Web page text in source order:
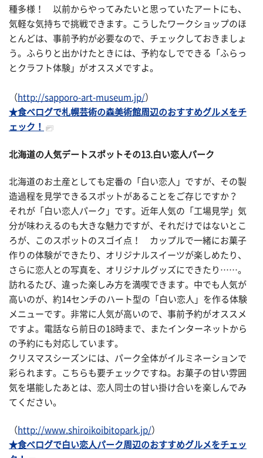
種多様！ 以前からやってみたいと思っていたアートにも、
気軽な気持ちで挑戦できます。こうしたワークショップのほ
とんどは、事前予約が必要なので、チェックしておきましょ
う。ふらりと出かけたときには、予約なしでできる「ふらっ
とクラフト体験」がオススメですよ。
（ http://sapporo-art-museum.jp/）
★食べログで札幌芸術の森美術館周辺のおすすめグルメをチ
ェック！
北海道の人気デートスポットその13.白い恋人パーク
北海道のお土産としても定番の「白い恋人」ですが、その製
造過程を見学できるスポットがあることをご存じですか？
それが「白い恋人パーク」です。近年人気の「工場見学」気
分が味わえるのも大きな魅力ですが、それだけではないとこ
ろが、このスポットのスゴイ点！ カップルで一緒にお菓子
作りの体験ができたり、オリジナルスイーツが楽しめたり、
さらに恋人との写真を、オリジナルグッズにできたり……。
訪れるたび、違った楽しみ方を満喫できます。中でも人気が
高いのが、約14センチのハート型の「白い恋人」を作る体験
メニューです。非常に人気が高いので、事前予約がオススメ
ですよ。電話なら前日の18時まで、またインターネットから
の予約にも対応しています。
クリスマスシーズンには、パーク全体がイルミネーションで
彩られます。こちらも要チェックですね。お菓子の甘い雰囲
気を堪能したあとは、恋人同士の甘い掛け合いを楽しんでみ
てください。
（ http://www.shiroikoibitopark.jp/）
★食べログで白い恋人パーク周辺のおすすめグルメをチェッ